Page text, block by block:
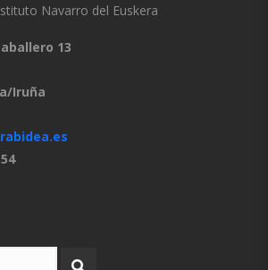
Navarro del Euskera
13
Iruña